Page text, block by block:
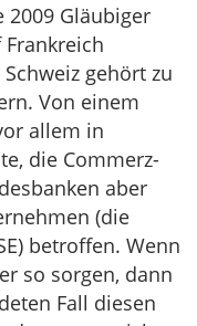
2009 Gläubiger
gehört zu
Von einem
allem in
die Commerz­
aber
(die
betroffen. Wenn
so sorgen, dann
Fall diesen